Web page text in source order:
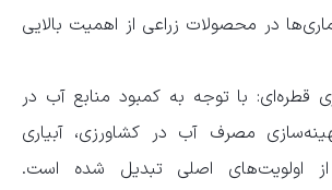
در محصولات زراعی از اهمیت بالایی
قطره‌ای: با توجه به کمبود منابع آب در
مصرف آب در کشاورزی، آبیاری
اولویت‌های اصلی تبدیل شده است.